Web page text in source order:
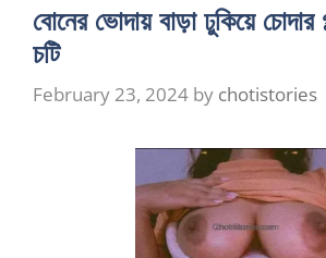
বোনের ভোদায় বাড়া ঢুকিয়ে
চটি
February 23, 2024 by chotistories